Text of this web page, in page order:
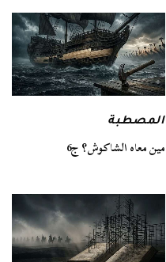
المصطبة
مين معاه الشاكوش؟ ج6